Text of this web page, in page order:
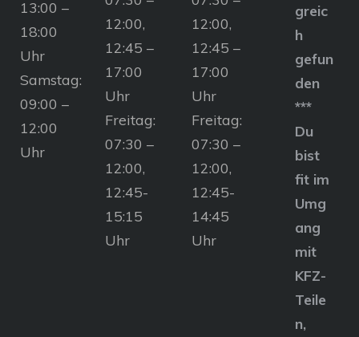
13:00 –
18:00
Uhr
Samstag:
09:00 –
12:00
Uhr
12:00,
12:45 –
17:00
Uhr
Freitag:
07:30 –
12:00,
12:45-
15:15
Uhr
12:00,
12:45 –
17:00
Uhr
Freitag:
07:30 –
12:00,
12:45-
14:45
Uhr
greic
h
gefun
den
***
Du
bist
fit im
Umg
ang
mit
KFZ-
Teile
n,